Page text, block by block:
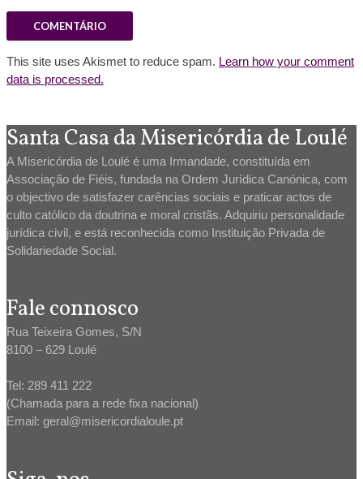
This site uses Akismet to reduce spam. Learn how your comment
data is processed.
Santa Casa da Misericórdia de Loulé
A Misericórdia de Loulé é uma Irmandade, constituída em
Associação de Fiéis, fundada na Ordem Jurídica Canónica, com
o objectivo de satisfazer carências sociais e praticar actos de
culto católico da doutrina e moral cristãs. Adquiriu personalidade
jurídica civil, e está reconhecida como Instituição Privada de
Solidariedade Social.
Fale connosco
Rua Teixeira Gomes, S/N
8100 – 629 Loulé
Tel: 289 411 222
(Chamada para a rede fixa nacional)
Email: geral@misericordialoule.pt